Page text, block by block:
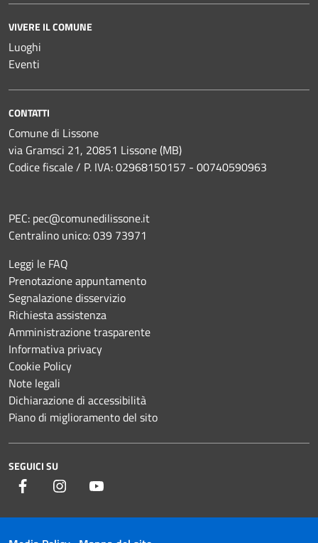
VIVERE IL COMUNE
Luoghi
Eventi
CONTATTI
Comune di Lissone
via Gramsci 21, 20851 Lissone (MB)
Codice fiscale / P. IVA: 02968150157 - 00740590963
PEC: pec@comunedilissone.it
Centralino unico:039 73971
Leggi le FAQ
Prenotazione appuntamento
Segnalazione disservizio
Richiesta assistenza
Amministrazione trasparente
Informativa privacy
Cookie Policy
Note legali
Dichiarazione di accessibilità
Piano di miglioramento del sito
SEGUICI SU
Facebook Instagram